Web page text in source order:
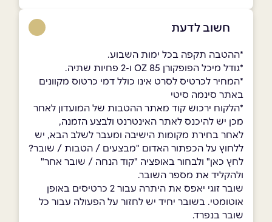
חשוב לדעת
*ההטבה תקפה בכל ימות השבוע.
*גודל מיכל הפופקורן 85 OZ ו-2 פחיות שתיה.
*המחיר לכרטיס לסרט אינו כולל דמי כרטוס מקוונים
באתר סינמה סיטי
*הלקוח ירכוש קוד מאתר ההטבות של המועדון לאחר
מכן יש להיכנס לאתר האינטרנט ולבצע הזמנה,
לאחר בחירת מקומות הישיבה ומעבר לשלב הבא, יש
ללחוץ על הכפתור האדום "מבצעים / הטבות / שובר?
לחץ כאן" ולבחור באופציה "קוד הנחה / שובר אחר"
ולהקליד את מספר השובר.
שובר זוגי יאפס את היתרה עבור 2 כרטיסים באופן
אוטומטי. בשובר יחיד יש לחזור על הפעולה עבור כל
שובר בנפרד.